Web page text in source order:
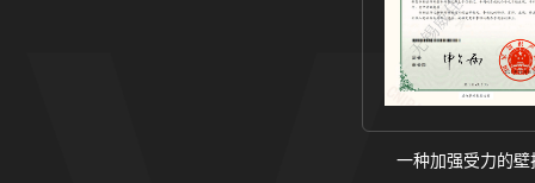
一种加强受力的壁